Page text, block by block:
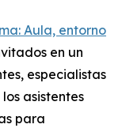
Aula, entorno
en un
especialistas
asistentes
para